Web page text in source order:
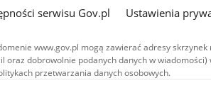
serwisu Gov.pl
Ustawienia
www.gov.pl mogą zawierać adresy
oraz dobrowolnie podanych danych w
przetwarzania danych osobowych.